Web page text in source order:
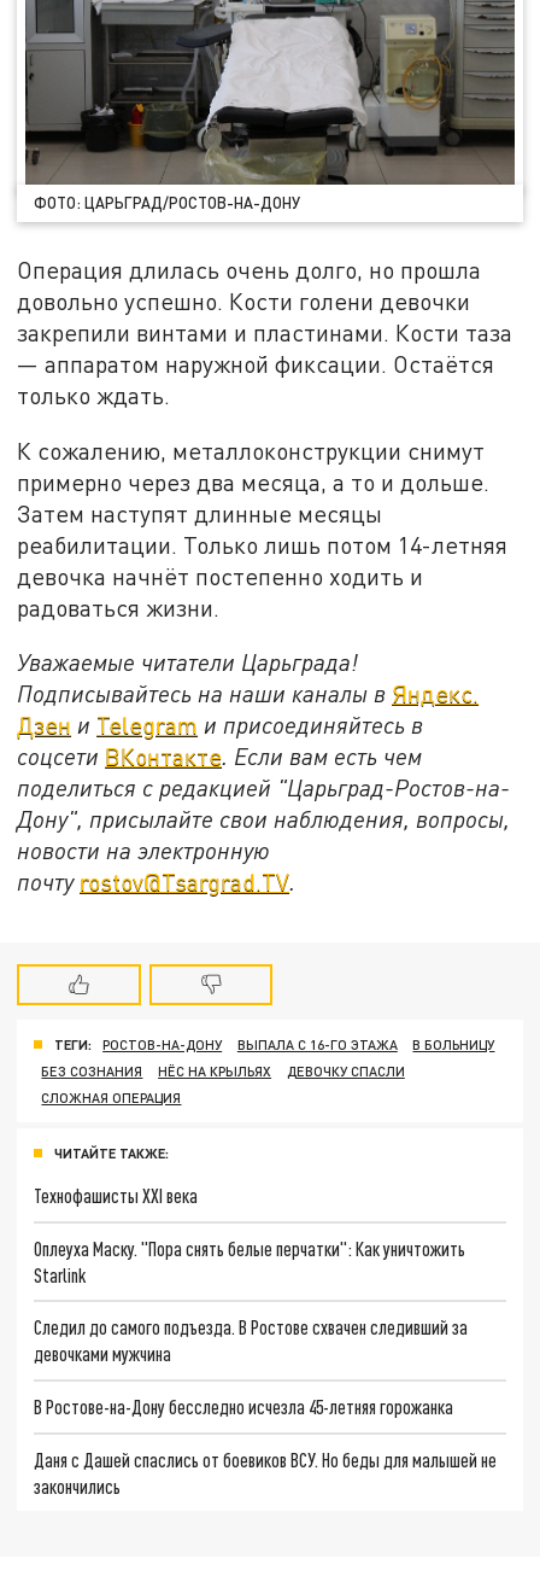
ФОТО: ЦАРЬГРАД/РОСТОВ-НА-ДОНУ
Операция длилась очень долго, но прошла
довольно успешно. Кости голени девочки
закрепили винтами и пластинами. Кости таза
— аппаратом наружной фиксации. Остаётся
только ждать.
К сожалению, металлоконструкции снимут
примерно через два месяца, а то и дольше.
Затем наступят длинные месяцы
реабилитации. Только лишь потом 14-летняя
девочка начнёт постепенно ходить и
радоваться жизни.
Уважаемые читатели Царьграда!
Подписывайтесь на наши каналы в Яндекс.
Дзен и Telegram и присоединяйтесь в
соцсети ВКонтакте. Если вам есть чем
поделиться с редакцией "Царьград-Ростов-на-
Дону", присылайте свои наблюдения, вопросы,
новости на электронную
почту rostov@Tsargrad.ТV.
ТЕГИ: РОСТОВ-НА-ДОНУ ВЫПАЛА С 16-ГО ЭТАЖА
В БОЛЬНИЦУ
БЕЗ СОЗНАНИЯ
НЁС НА КРЫЛЬЯХ
ДЕВОЧКУ СПАСЛИ
СЛОЖНАЯ ОПЕРАЦИЯ
ЧИТАЙТЕ ТАКЖЕ:
Технофашисты XXI века
Оплеуха Маску. "Пора снять белые перчатки": Как уничтожить
Starlink
Следил до самого подъезда. В Ростове схвачен следивший за
девочками мужчина
В Ростове-на-Дону бесследно исчезла 45-летняя горожанка
Даня с Дашей спаслись от боевиков ВСУ. Но беды для малышей не
закончились